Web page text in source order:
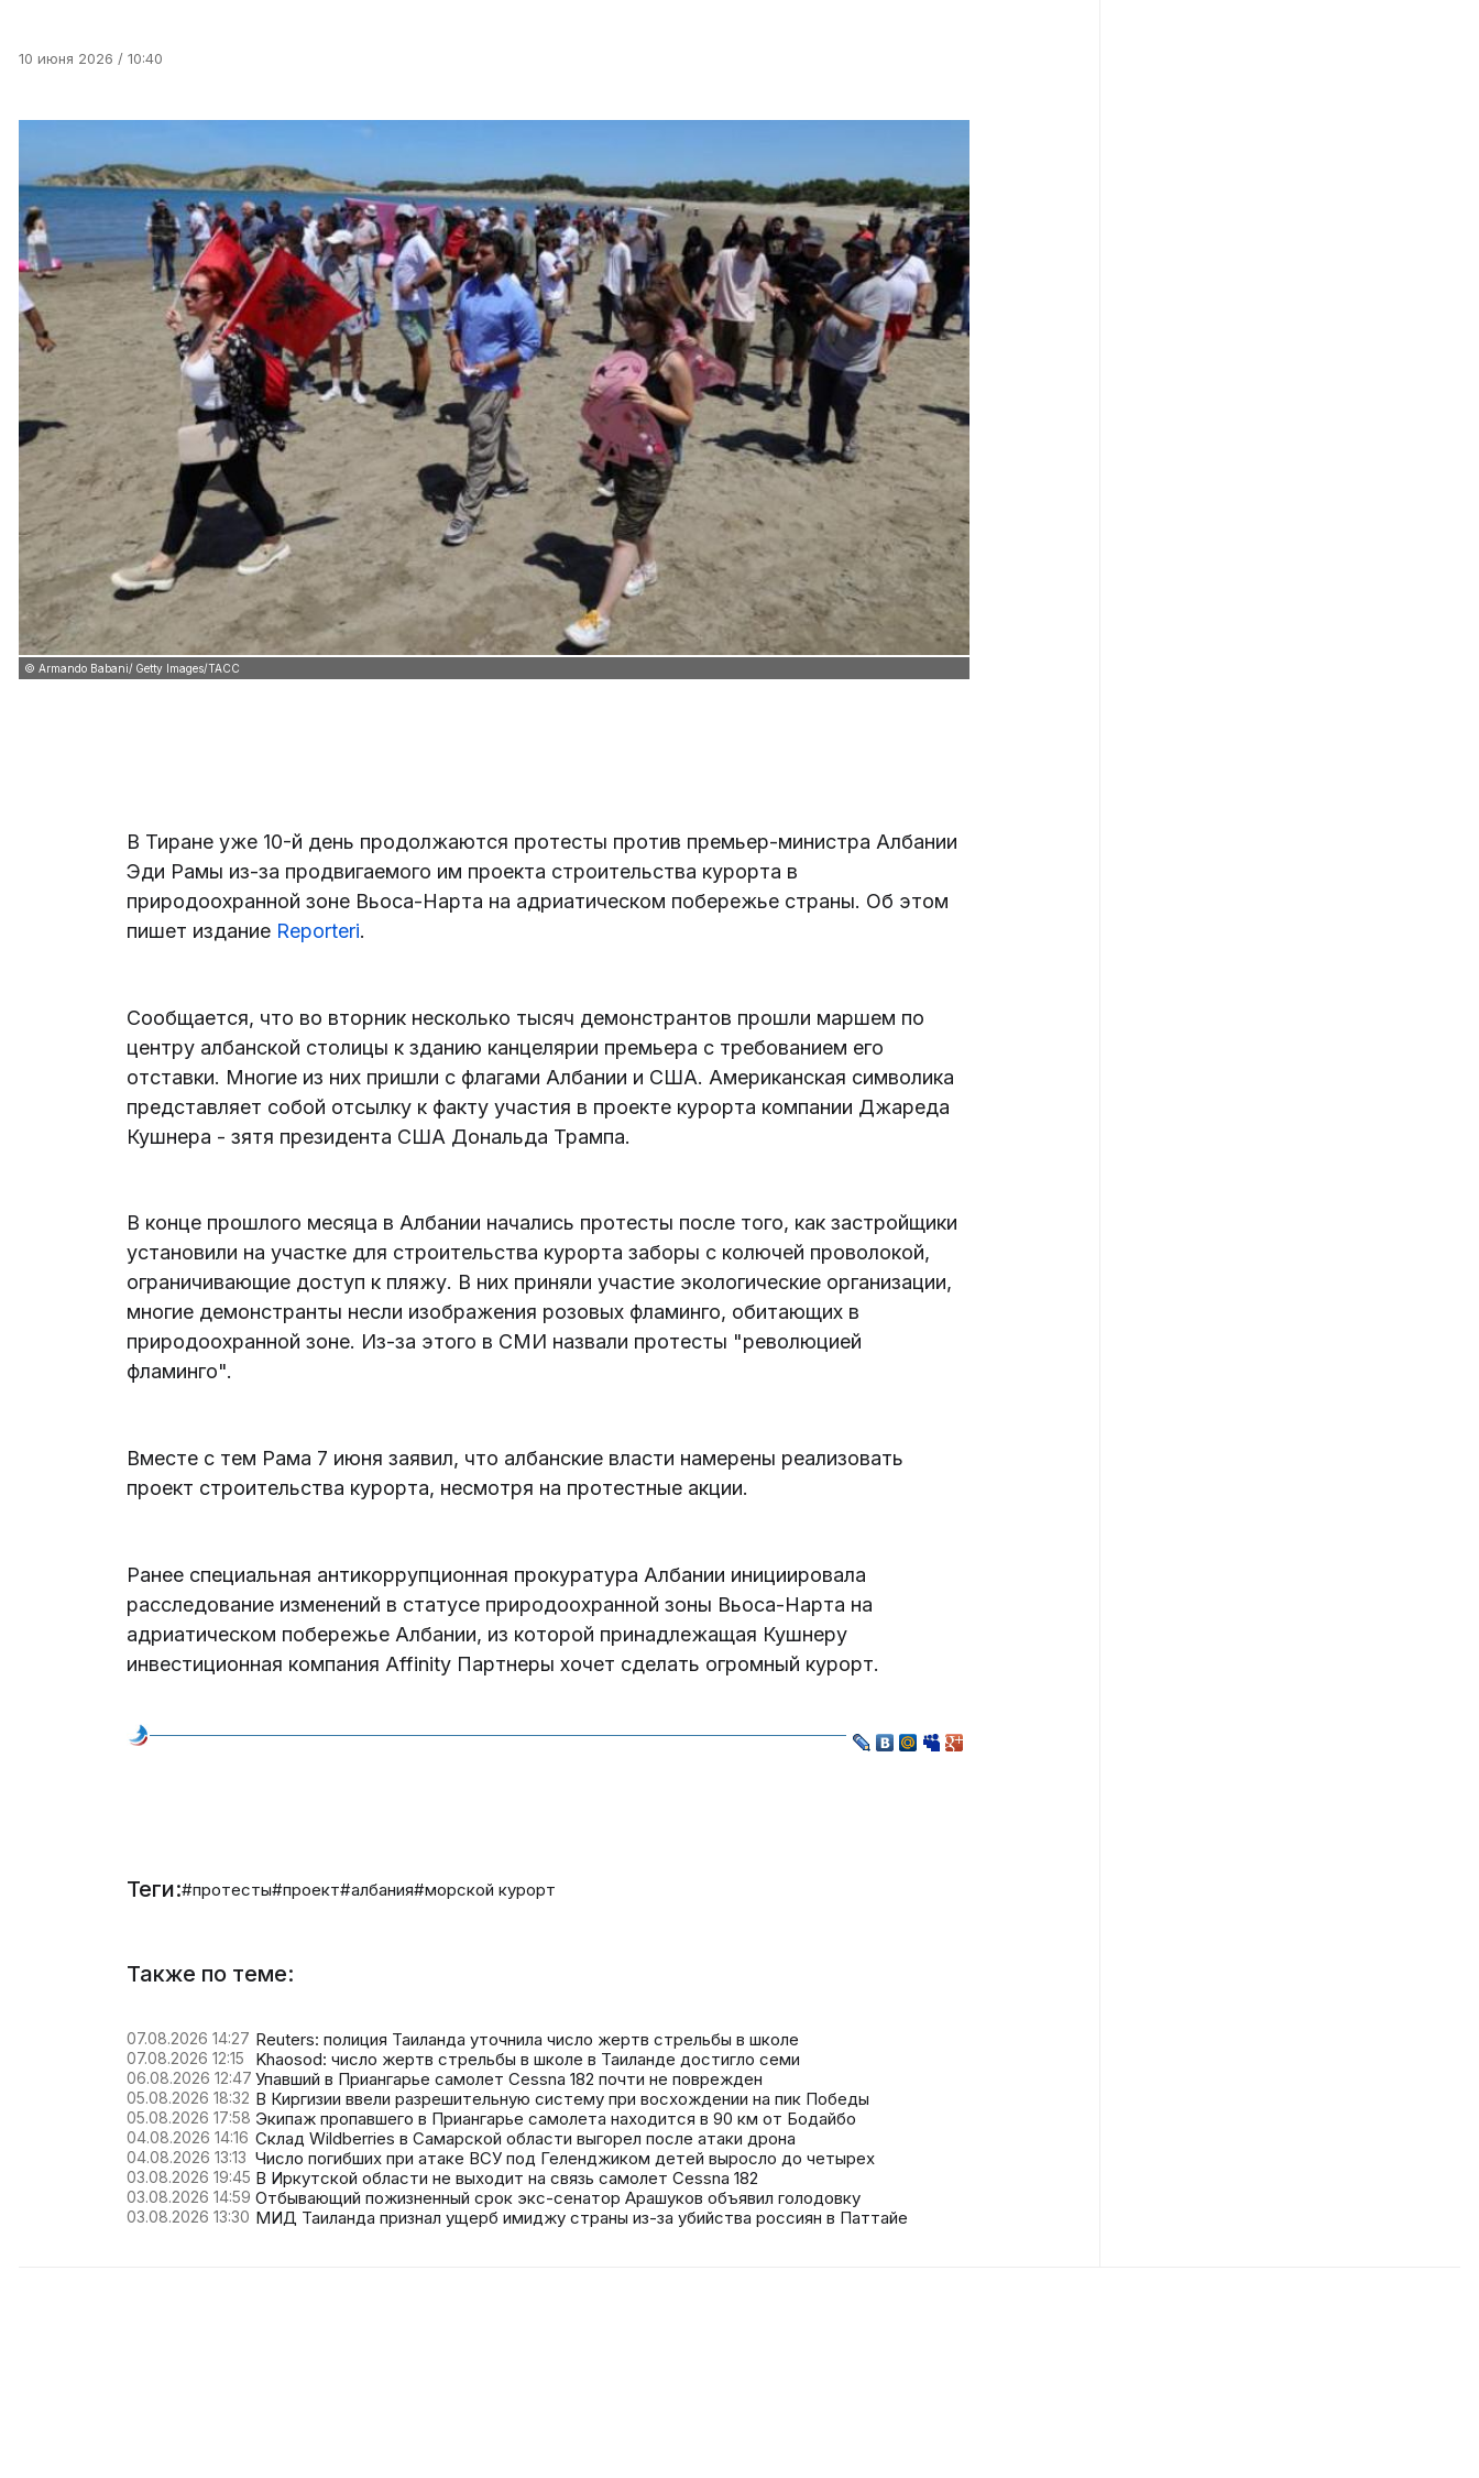
10 июня 2026 / 10:40
© Armando Babani/ Getty Images/ТАСС
В Тиране уже 10-й день продолжаются протесты против премьер-министра Албании
Эди Рамы из-за продвигаемого им проекта строительства курорта в
природоохранной зоне Вьоса-Нарта на адриатическом побережье страны. Об этом
пишет издание Reporteri.
Сообщается, что во вторник несколько тысяч демонстрантов прошли маршем по
центру албанской столицы к зданию канцелярии премьера с требованием его
отставки. Многие из них пришли с флагами Албании и США. Американская символика
представляет собой отсылку к факту участия в проекте курорта компании Джареда
Кушнера - зятя президента США Дональда Трампа.
В конце прошлого месяца в Албании начались протесты после того, как застройщики
установили на участке для строительства курорта заборы с колючей проволокой,
ограничивающие доступ к пляжу. В них приняли участие экологические организации,
многие демонстранты несли изображения розовых фламинго, обитающих в
природоохранной зоне. Из-за этого в СМИ назвали протесты "революцией
фламинго".
Вместе с тем Рама 7 июня заявил, что албанские власти намерены реализовать
проект строительства курорта, несмотря на протестные акции.
Ранее специальная антикоррупционная прокуратура Албании инициировала
расследование изменений в статусе природоохранной зоны Вьоса-Нарта на
адриатическом побережье Албании, из которой принадлежащая Кушнеру
инвестиционная компания Affinity Партнеры хочет сделать огромный курорт.
Теги:#протесты#проект#албания#морской курорт
Также по теме:
07.08.2026 14:27 Reuters: полиция Таиланда уточнила число жертв стрельбы в школе
07.08.2026 12:15 Khaosod: число жертв стрельбы в школе в Таиланде достигло семи
06.08.2026 12:47 Упавший в Приангарье самолет Cessna 182 почти не поврежден
05.08.2026 18:32 В Киргизии ввели разрешительную систему при восхождении на пик Победы
05.08.2026 17:58 Экипаж пропавшего в Приангарье самолета находится в 90 км от Бодайбо
04.08.2026 14:16 Склад Wildberries в Самарской области выгорел после атаки дрона
04.08.2026 13:13 Число погибших при атаке ВСУ под Геленджиком детей выросло до четырех
03.08.2026 19:45 В Иркутской области не выходит на связь самолет Cessna 182
03.08.2026 14:59 Отбывающий пожизненный срок экс-сенатор Арашуков объявил голодовку
03.08.2026 13:30 МИД Таиланда признал ущерб имиджу страны из-за убийства россиян в Паттайе